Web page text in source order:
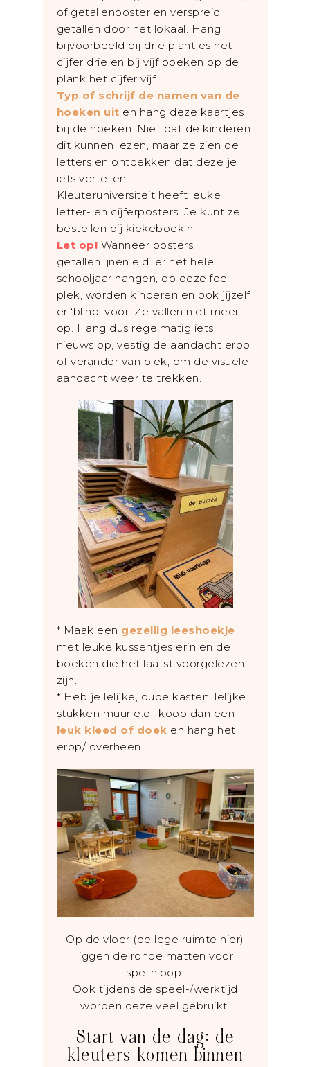
of getallenposter en verspreid
getallen door het lokaal. Hang
bijvoorbeeld bij drie plantjes het
cijfer drie en bij vijf boeken op de
plank het cijfer vijf.
Typ of schrijf de namen van de
hoeken uit en hang deze kaartjes
bij de hoeken. Niet dat de kinderen
dit kunnen lezen, maar ze zien de
letters en ontdekken dat deze je
iets vertellen.
Kleuteruniversiteit heeft leuke
letter- en cijferposters. Je kunt ze
bestellen bij kiekeboek.nl.
Let op! Wanneer posters,
getallenlijnen e.d. er het hele
schooljaar hangen, op dezelfde
plek, worden kinderen en ook jijzelf
er ‘blind’ voor. Ze vallen niet meer
op. Hang dus regelmatig iets
nieuws op, vestig de aandacht erop
of verander van plek, om de visuele
aandacht weer te trekken.
* Maak een gezellig leeshoekje
met leuke kussentjes erin en de
boeken die het laatst voorgelezen
zijn.
* Heb je lelijke, oude kasten, lelijke
stukken muur e.d., koop dan een
leuk kleed of doek en hang het
erop/ overheen.
Op de vloer (de lege ruimte hier)
liggen de ronde matten voor
spelinloop.
Ook tijdens de speel-/werktijd
worden deze veel gebruikt.
Start van de dag: de
kleuters komen binnen